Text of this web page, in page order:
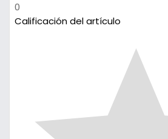
0
Calificación del artículo